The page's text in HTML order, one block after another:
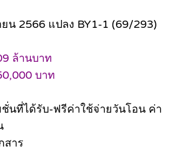
น 2566 แปลง BY1-1 (69/293)
ล้านบาท
บาท
ชั่นที่ได้รับ-ฟรีค่าใช้จ่ายวันโอน ค่า
สาร